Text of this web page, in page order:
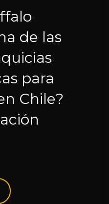
de las
para
Chile?